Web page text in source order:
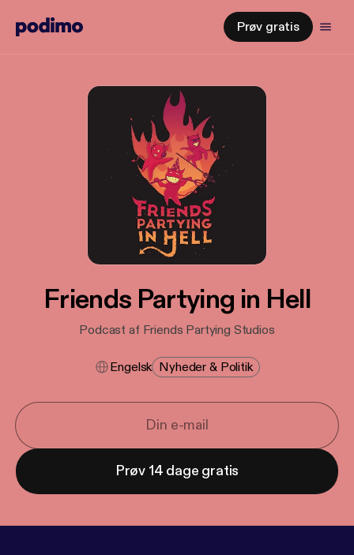
Prøv gratis
Friends Partying in Hell
Podcast af Friends Partying Studios
Engelsk Nyheder & Politik
Prøv 14 dage gratis